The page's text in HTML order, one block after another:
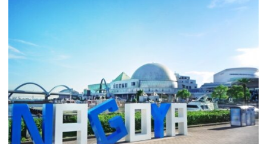
ルーツパー
の森
− ミッドラ
ンドスクエ
ア